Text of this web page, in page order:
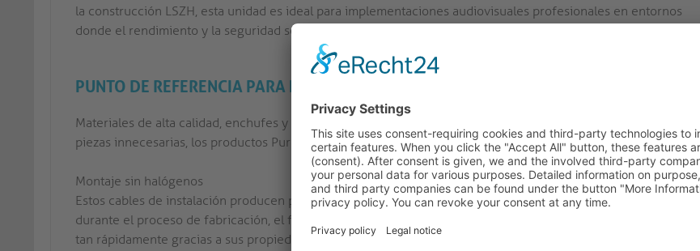
la construcción LSZH, esta unidad es ideal para implementaciones audiovisuales profesionales en entornos
donde el rendimiento y la seguridad son fundamentales.
PUNTO DE REFERENCIA PARA INSTALACIONES PROFESIONALES
Materiales de alta calidad, enchufes y acoplamientos a medida, clavijas chapadas en oro, así como la renuncia a
piezas innecesarias, los productos PureInstall son una buena inversión para cualquier campo de uso.
Montaje sin halógenos
Estos cables de instalación producen poco humo en caso de incendio. Debido a la ausencia total de halógenos
durante el proceso de fabricación, el fuego desarrollará automáticamente menos humo. El cable tampoco arde
tan rápidamente gracias a sus propiedades ignífugas, por lo que es perfectamente adecuado para instalaciones